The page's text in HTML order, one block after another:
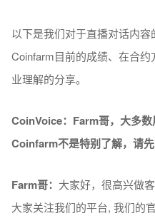
以下是我们对于直播对话内
Coinfarm目前的成绩、在合
业理解的分享。
CoinVoice：Farm哥，大多数
Coinfarm不是特别了解，请先
Farm哥： 大家好，很高兴做
大家关注我们的平台, 我们的